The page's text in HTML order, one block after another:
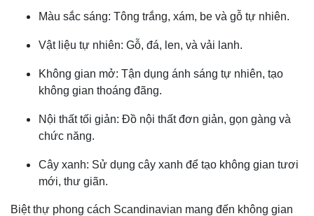
Màu sắc sáng: Tông trắng, xám, be và gỗ tự nhiên.
Vật liệu tự nhiên: Gỗ, đá, len, và vải lanh.
Không gian mở: Tận dụng ánh sáng tự nhiên, tạo
không gian thoáng đãng.
Nội thất tối giản: Đồ nội thất đơn giản, gọn gàng và
chức năng.
Cây xanh: Sử dụng cây xanh để tạo không gian tươi
mới, thư giãn.
Biệt thự phong cách Scandinavian mang đến không gian